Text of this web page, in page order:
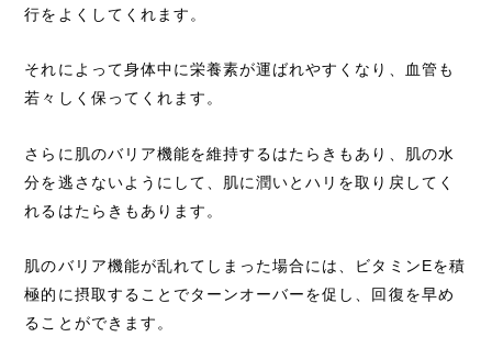
行をよくしてくれます。
それによって身体中に栄養素が運ばれやすくなり、血管も
若々しく保ってくれます。
さらに肌のバリア機能を維持するはたらきもあり、肌の水
分を逃さないようにして、肌に潤いとハリを取り戻してく
れるはたらきもあります。
肌のバリア機能が乱れてしまった場合には、ビタミンEを積
極的に摂取することでターンオーバーを促し、回復を早め
ることができます。